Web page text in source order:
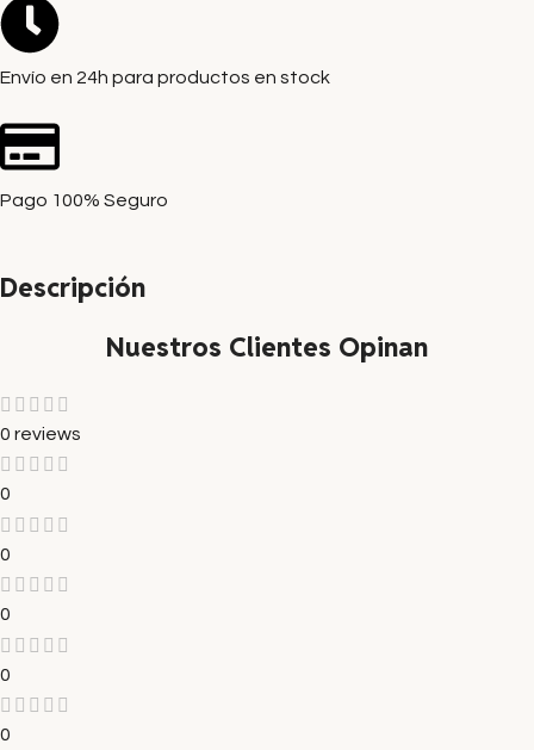
Envío en 24h para productos en stock
Pago 100% Seguro
Descripción
Nuestros Clientes Opinan
0 reviews
0
0
0
0
0